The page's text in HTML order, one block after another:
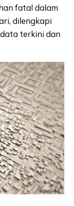
fatal dalam
dilengkapi
terkini dan